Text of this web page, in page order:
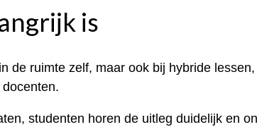
is
ruimte zelf, maar ook bij hybride
studenten horen de uitleg duidelijk en